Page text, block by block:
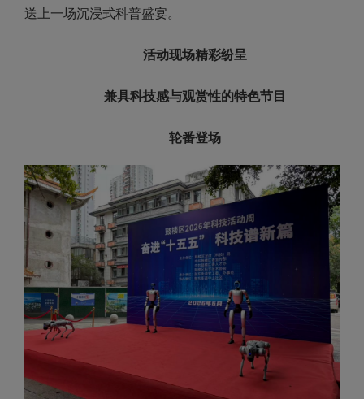
送上一场沉浸式科普盛宴。
活动现场精彩纷呈
兼具科技感与观赏性的特色节目
轮番登场